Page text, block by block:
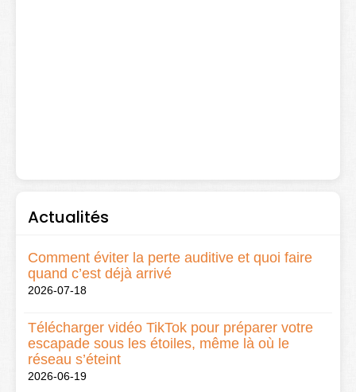
Actualités
Comment éviter la perte auditive et quoi faire
quand c’est déjà arrivé
2026-07-18
Télécharger vidéo TikTok pour préparer votre
escapade sous les étoiles, même là où le
réseau s’éteint
2026-06-19